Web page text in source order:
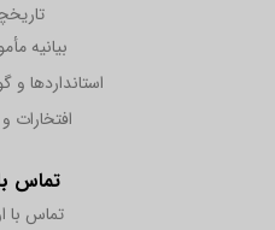
بیانیه
استانداردها و
افتخارات
تماس
تماس با